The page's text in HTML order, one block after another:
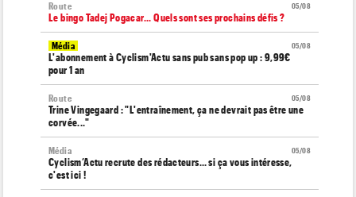
05/08
Route
Le bingo Tadej Pogacar... Quels sont ses prochains défis ?
05/08
Média
L'abonnement à Cyclism'Actu sans pub sans pop up : 9,99€
pour 1 an
05/08
Route
Trine Vingegaard : "L'entraînement, ça ne devrait pas être une
corvée..."
05/08
Média
Cyclism’Actu recrute des rédacteurs… si ça vous intéresse,
c'est ici !